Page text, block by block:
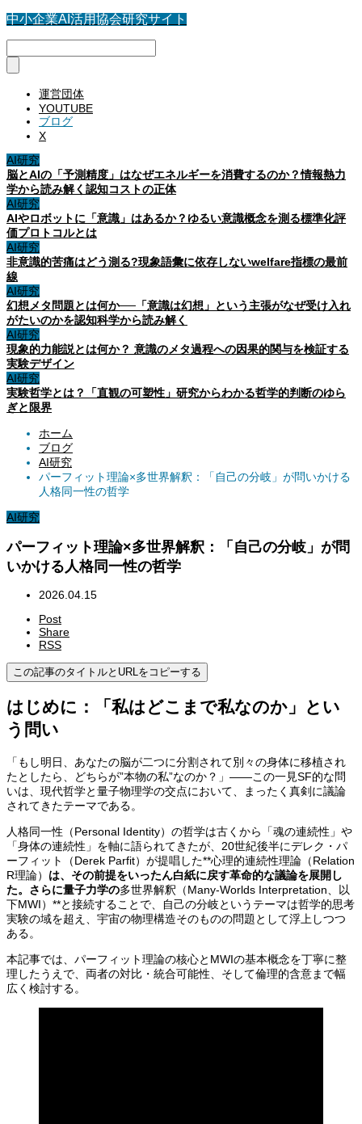
中小企業AI活用協会研究サイト
運営団体
YOUTUBE
ブログ
X
AI研究
脳とAIの「予測精度」はなぜエネルギーを消費するのか？情報熱力
学から読み解く認知コストの正体
AI研究
AIやロボットに「意識」はあるか？ゆるい意識概念を測る標準化評
価プロトコルとは
AI研究
非意識的苦痛はどう測る?現象語彙に依存しないwelfare指標の最前
線
AI研究
幻想メタ問題とは何か──「意識は幻想」という主張がなぜ受け入れ
がたいのかを認知科学から読み解く
AI研究
現象的力能説とは何か？ 意識のメタ過程への因果的関与を検証する
実験デザイン
AI研究
実験哲学とは？「直観の可塑性」研究からわかる哲学的判断のゆら
ぎと限界
ホーム
ブログ
AI研究
パーフィット理論×多世界解釈：「自己の分岐」が問いかける
人格同一性の哲学
AI研究
パーフィット理論×多世界解釈：「自己の分岐」が問
いかける人格同一性の哲学
2026.04.15
Post
Share
RSS
この記事のタイトルとURLをコピーする
はじめに：「私はどこまで私なのか」とい
う問い
「もし明日、あなたの脳が二つに分割されて別々の身体に移植され
たとしたら、どちらが”本物の私”なのか？」——この一見SF的な問
いは、現代哲学と量子物理学の交点において、まったく真剣に議論
されてきたテーマである。
人格同一性（Personal Identity）の哲学は古くから「魂の連続性」や
「身体の連続性」を軸に語られてきたが、20世紀後半にデレク・パ
ーフィット（Derek Parfit）が提唱した**心理的連続性理論（Relation
R理論） は、その前提をいったん白紙に戻す革命的な議論を展開し
た。さらに量子力学の多世界解釈（Many-Worlds Interpretation、以
下MWI）**と接続することで、自己の分岐というテーマは哲学的思考
実験の域を超え、宇宙の物理構造そのものの問題として浮上しつつ
ある。
本記事では、パーフィット理論の核心とMWIの基本概念を丁寧に整
理したうえで、両者の対比・統合可能性、そして倫理的含意まで幅
広く検討する。